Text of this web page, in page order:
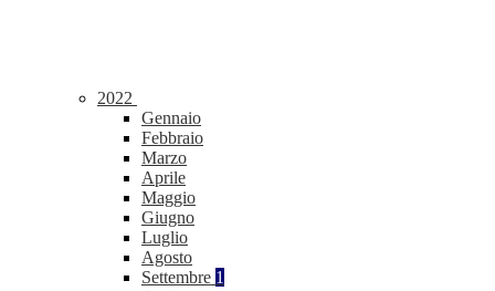
2022
Gennaio
Febbraio
Marzo
Aprile
Maggio
Giugno
Luglio
Agosto
Settembre 1